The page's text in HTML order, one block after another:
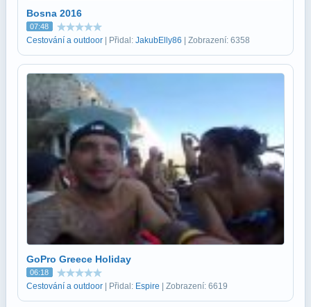
Bosna 2016
07:48
Cestování a outdoor | Přidal: JakubElly86 | Zobrazení: 6358
GoPro Greece Holiday
06:18
Cestování a outdoor | Přidal: Espire | Zobrazení: 6619